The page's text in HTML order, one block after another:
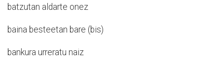
batzutan aldarte onez
baina besteetan bare (bis)
bankura urreratu naiz